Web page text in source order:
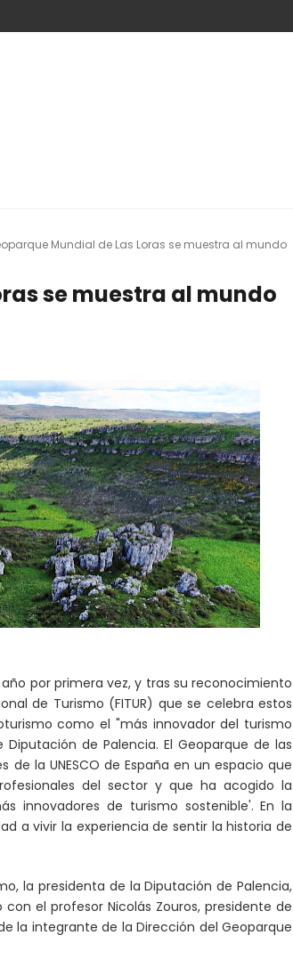
Mundial de Las Loras se muestra al mundo
se muestra al mundo
por primera vez, y tras su reconocimiento
de Turismo (FITUR) que se celebra estos
como el "más innovador del turismo
de Palencia. El Geoparque de las
la UNESCO de España en un espacio que
del sector y que ha acogido la
innovadores de turismo sostenible'. En la
a vivir la experiencia de sentir la historia de
la presidenta de la Diputación de Palencia,
el profesor Nicolás Zouros, presidente de
la integrante de la Dirección del Geoparque